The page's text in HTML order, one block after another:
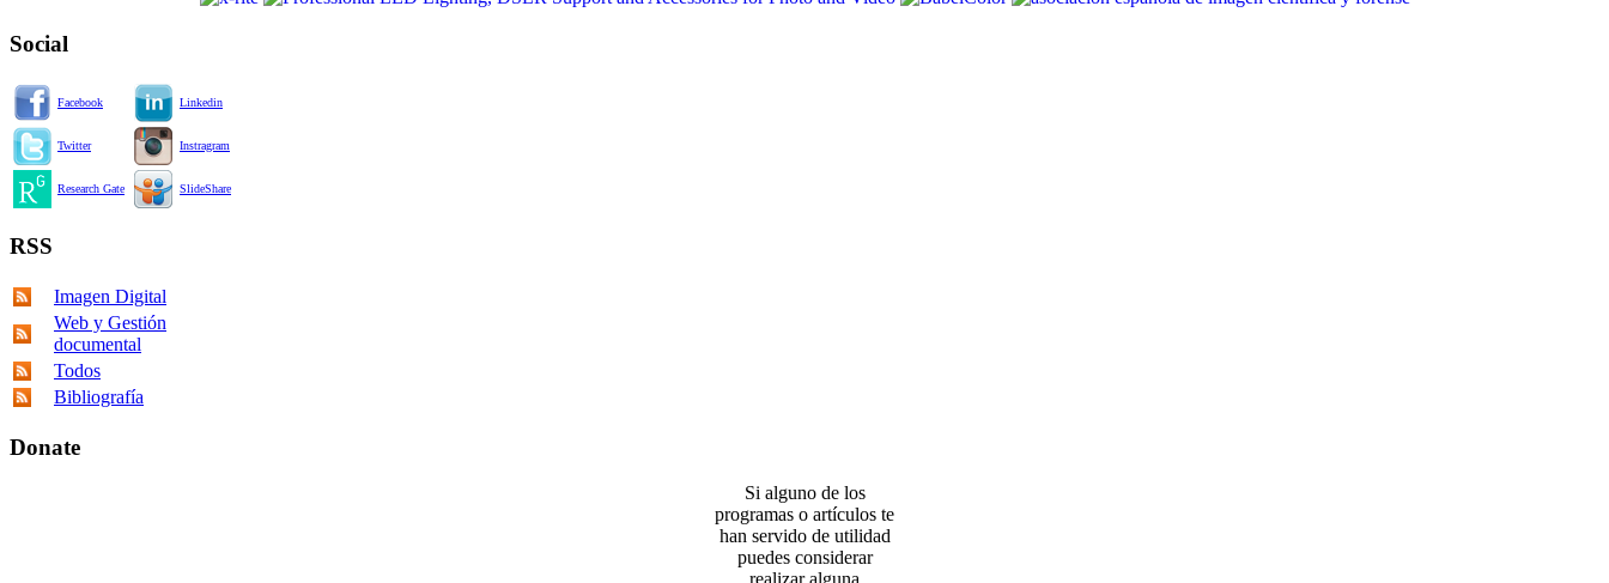
Social
Facebook Linkedin
Twitter Instragram
Research Gate SlideShare
RSS
Imagen Digital
Web y Gestión
documental
Todos
Bibliografía
Donate
Si alguno de los
programas o artículos te
han servido de utilidad
puedes considerar